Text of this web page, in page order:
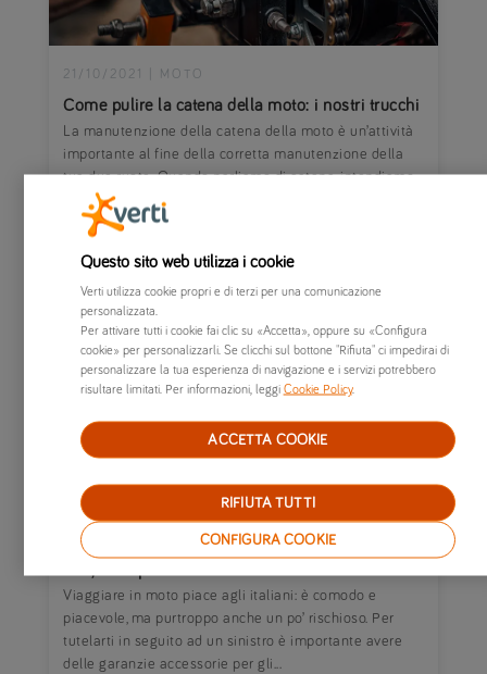
Come pulire la catena della moto: i nostri trucchi
21/10/2021 MOTO
La manutenzione della catena della moto è un’attività
importante al fine della corretta manutenzione della
tua due ruote. Quando parliamo di catena, intendiamo
quella parte della moto formata da...
20/10/2021 MOTO
Viaggiare in moto piace agli italiani: è comodo e
piacevole, ma purtroppo anche un po’ rischioso. Per
tutelarti in seguito ad un sinistro è importante avere
delle garanzie accessorie per gli...
Questo sito web utilizza i cookie
Verti utilizza cookie propri e di terzi per una comunicazione
personalizzata.
Per attivare tutti i cookie fai clic su «Accetta», oppure su «Configura
cookie» per personalizzarli. Se clicchi sul bottone "Rifiuta" ci impedirai di
personalizzare la tua esperienza di navigazione e i servizi potrebbero
risultare limitati. Per informazioni, leggi Cookie Policy.
CONFIGURA COOKIE
RIFIUTA TUTTI
ACCETTA COOKIE